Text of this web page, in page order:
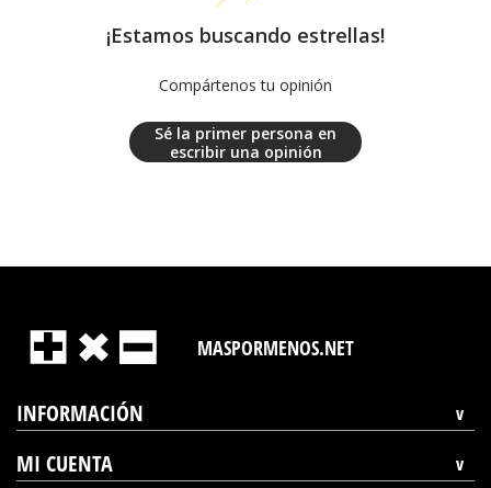
¡Estamos buscando estrellas!
Compártenos tu opinión
Sé la primer persona en
escribir una opinión
MASPORMENOS.NET
INFORMACIÓN
MI CUENTA